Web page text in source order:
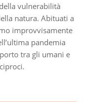
vulnerabilità
natura. Abituati a
improvvisamente
pandemia
tra gli umani e